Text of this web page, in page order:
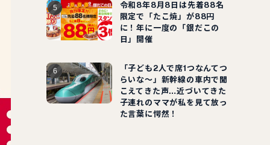
令和8年8月8日は先着88名
限定で「たこ焼」が88円
に！年に一度の「銀だこの
日」開催
「子ども2人で席1つなんてつ
らいな～」新幹線の車内で聞
こえてきた声…近づいてきた
子連れのママが私を見て放っ
た言葉に愕然！